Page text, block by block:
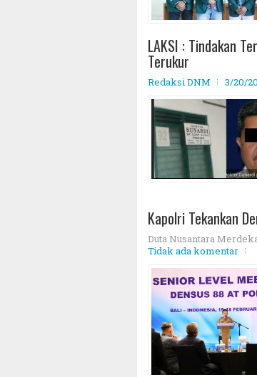
LAKSI : Tindakan
Terukur
Redaksi DNM 3/20/
Kapolri Tekankan
Duta Nusantara
Tidak ada komentar